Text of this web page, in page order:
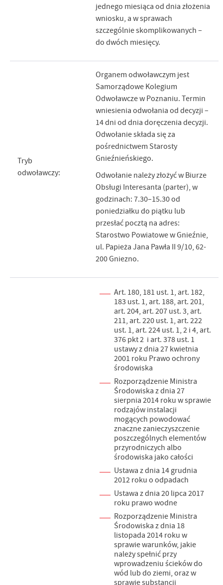
jednego miesiąca od dnia złożenia
wniosku, a w sprawach
szczególnie skomplikowanych –
do dwóch miesięcy.
Tryb
odwoławczy:
Organem odwoławczym jest
Samorządowe Kolegium
Odwoławcze w Poznaniu. Termin
wniesienia odwołania od decyzji –
14 dni od dnia doręczenia decyzji.
Odwołanie składa się za
pośrednictwem Starosty
Gnieźnieńskiego.
Odwołanie należy złożyć w Biurze
Obsługi Interesanta (parter), w
godzinach: 7.30–15.30 od
poniedziałku do piątku lub
przesłać pocztą na adres:
Starostwo Powiatowe w Gnieźnie,
ul. Papieża Jana Pawła II 9/10, 62-
200 Gniezno.
Art. 180, 181 ust. 1, art. 182,
183 ust. 1, art. 188, art. 201,
art. 204, art. 207 ust. 3, art.
211, art. 220 ust. 1, art. 222
ust. 1, art. 224 ust. 1, 2 i 4, art.
376 pkt 2 i art. 378 ust. 1
ustawy z dnia 27 kwietnia
2001 roku Prawo ochrony
środowiska
Rozporządzenie Ministra
Środowiska z dnia 27
sierpnia 2014 roku w sprawie
rodzajów instalacji
mogących powodować
znaczne zanieczyszczenie
poszczególnych elementów
przyrodniczych albo
środowiska jako całości
Ustawa z dnia 14 grudnia
2012 roku o odpadach
Ustawa z dnia 20 lipca 2017
roku prawo wodne
Rozporządzenie Ministra
Środowiska z dnia 18
listopada 2014 roku w
sprawie warunków, jakie
należy spełnić przy
wprowadzeniu ścieków do
wód lub do ziemi, oraz w
sprawie substancji